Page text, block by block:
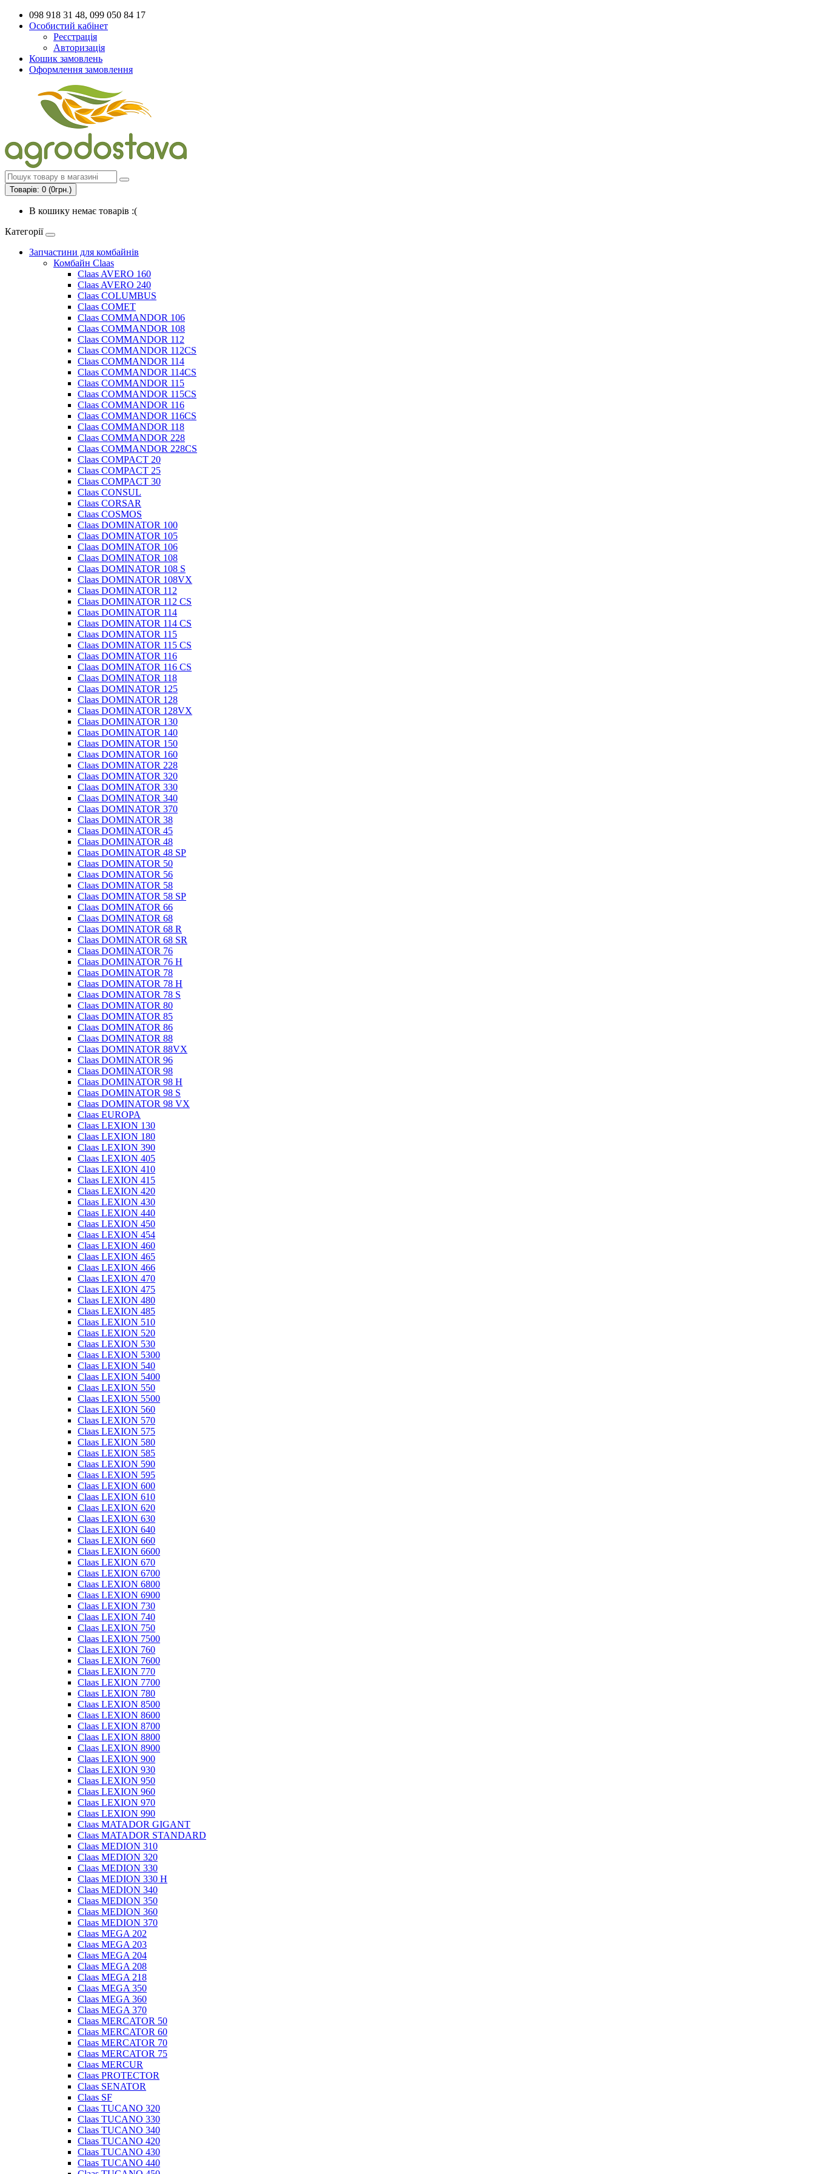
098 918 31 48, 099 050 84 17
Особистий кабінет
Реєстрація
Авторизація
Кошик замовлень
Оформлення замовлення
Товарів: 0 (0грн.)
В кошику немає товарів :(
Категорії
Запчастини для комбайнів
Комбайн Claas
Claas AVERO 160
Claas AVERO 240
Claas COLUMBUS
Claas COMET
Claas COMMANDOR 106
Claas COMMANDOR 108
Claas COMMANDOR 112
Claas COMMANDOR 112CS
Claas COMMANDOR 114
Claas COMMANDOR 114CS
Claas COMMANDOR 115
Claas COMMANDOR 115CS
Claas COMMANDOR 116
Claas COMMANDOR 116CS
Claas COMMANDOR 118
Claas COMMANDOR 228
Claas COMMANDOR 228CS
Claas COMPACT 20
Claas COMPACT 25
Claas COMPACT 30
Claas CONSUL
Claas CORSAR
Claas COSMOS
Claas DOMINATOR 100
Claas DOMINATOR 105
Claas DOMINATOR 106
Claas DOMINATOR 108
Claas DOMINATOR 108 S
Claas DOMINATOR 108VX
Claas DOMINATOR 112
Claas DOMINATOR 112 CS
Claas DOMINATOR 114
Claas DOMINATOR 114 CS
Claas DOMINATOR 115
Claas DOMINATOR 115 CS
Claas DOMINATOR 116
Claas DOMINATOR 116 CS
Claas DOMINATOR 118
Claas DOMINATOR 125
Claas DOMINATOR 128
Claas DOMINATOR 128VX
Claas DOMINATOR 130
Claas DOMINATOR 140
Claas DOMINATOR 150
Claas DOMINATOR 160
Claas DOMINATOR 228
Claas DOMINATOR 320
Claas DOMINATOR 330
Claas DOMINATOR 340
Claas DOMINATOR 370
Claas DOMINATOR 38
Claas DOMINATOR 45
Claas DOMINATOR 48
Claas DOMINATOR 48 SP
Claas DOMINATOR 50
Claas DOMINATOR 56
Claas DOMINATOR 58
Claas DOMINATOR 58 SP
Claas DOMINATOR 66
Claas DOMINATOR 68
Claas DOMINATOR 68 R
Claas DOMINATOR 68 SR
Claas DOMINATOR 76
Claas DOMINATOR 76 H
Claas DOMINATOR 78
Claas DOMINATOR 78 H
Claas DOMINATOR 78 S
Claas DOMINATOR 80
Claas DOMINATOR 85
Claas DOMINATOR 86
Claas DOMINATOR 88
Claas DOMINATOR 88VX
Claas DOMINATOR 96
Claas DOMINATOR 98
Claas DOMINATOR 98 H
Claas DOMINATOR 98 S
Claas DOMINATOR 98 VX
Claas EUROPA
Claas LEXION 130
Claas LEXION 180
Claas LEXION 390
Claas LEXION 405
Claas LEXION 410
Claas LEXION 415
Claas LEXION 420
Claas LEXION 430
Claas LEXION 440
Claas LEXION 450
Claas LEXION 454
Claas LEXION 460
Claas LEXION 465
Claas LEXION 466
Claas LEXION 470
Claas LEXION 475
Claas LEXION 480
Claas LEXION 485
Claas LEXION 510
Claas LEXION 520
Claas LEXION 530
Claas LEXION 5300
Claas LEXION 540
Claas LEXION 5400
Claas LEXION 550
Claas LEXION 5500
Claas LEXION 560
Claas LEXION 570
Claas LEXION 575
Claas LEXION 580
Claas LEXION 585
Claas LEXION 590
Claas LEXION 595
Claas LEXION 600
Claas LEXION 610
Claas LEXION 620
Claas LEXION 630
Claas LEXION 640
Claas LEXION 660
Claas LEXION 6600
Claas LEXION 670
Claas LEXION 6700
Claas LEXION 6800
Claas LEXION 6900
Claas LEXION 730
Claas LEXION 740
Claas LEXION 750
Claas LEXION 7500
Claas LEXION 760
Claas LEXION 7600
Claas LEXION 770
Claas LEXION 7700
Claas LEXION 780
Claas LEXION 8500
Claas LEXION 8600
Claas LEXION 8700
Claas LEXION 8800
Claas LEXION 8900
Claas LEXION 900
Claas LEXION 930
Claas LEXION 950
Claas LEXION 960
Claas LEXION 970
Claas LEXION 990
Claas MATADOR GIGANT
Claas MATADOR STANDARD
Claas MEDION 310
Claas MEDION 320
Claas MEDION 330
Claas MEDION 330 H
Claas MEDION 340
Claas MEDION 350
Claas MEDION 360
Claas MEDION 370
Claas MEGA 202
Claas MEGA 203
Claas MEGA 204
Claas MEGA 208
Claas MEGA 218
Claas MEGA 350
Claas MEGA 360
Claas MEGA 370
Claas MERCATOR 50
Claas MERCATOR 60
Claas MERCATOR 70
Claas MERCATOR 75
Claas MERCUR
Claas PROTECTOR
Claas SENATOR
Claas SF
Claas TUCANO 320
Claas TUCANO 330
Claas TUCANO 340
Claas TUCANO 420
Claas TUCANO 430
Claas TUCANO 440